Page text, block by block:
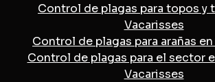
Control de plagas para topos y
Vacarisses
Control de plagas para arañas
Control de plagas para el sector
Vacarisses